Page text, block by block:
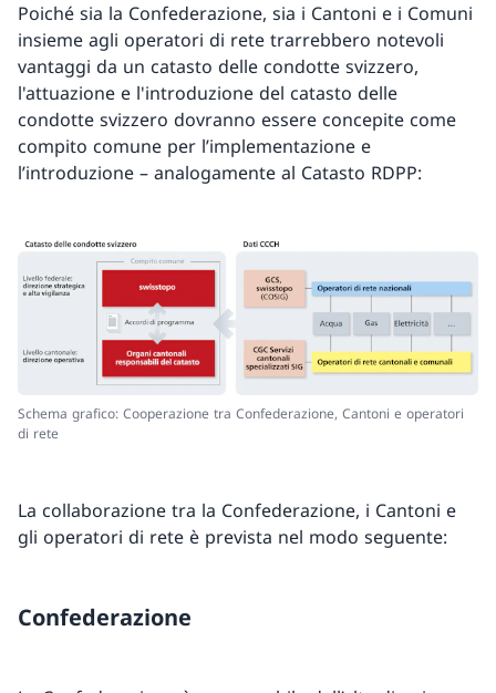
Poiché sia la Confederazione, sia i Cantoni e i Comuni
insieme agli operatori di rete trarrebbero notevoli
vantaggi da un catasto delle condotte svizzero,
l'attuazione e l'introduzione del catasto delle
condotte svizzero dovranno essere concepite come
compito comune per l’implementazione e
l’introduzione – analogamente al Catasto RDPP:
Schema grafico: Cooperazione tra Confederazione, Cantoni e operatori
di rete
La collaborazione tra la Confederazione, i Cantoni e
gli operatori di rete è prevista nel modo seguente:
Confederazione